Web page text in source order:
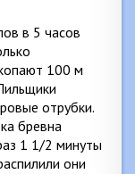
в 5 часов
100 м
отрубки.
бревна
1 1/2 минуты
они